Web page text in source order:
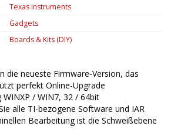
Texas Instruments
Gadgets
Boards & Kits (DIY)
die neueste Firmware-Version, das
perfekt Online-Upgrade
/ WIN7, 32 / 64bit
alle TI-bezogene Software und IAR
Bearbeitung ist die Schweißebene